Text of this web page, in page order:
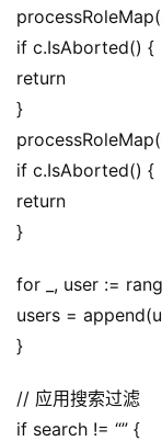
if c.IsAborted() {
return
}
if c.IsAborted() {
return
}
for _, user :=
users =
}
// 应用搜索过滤
if search != “” {